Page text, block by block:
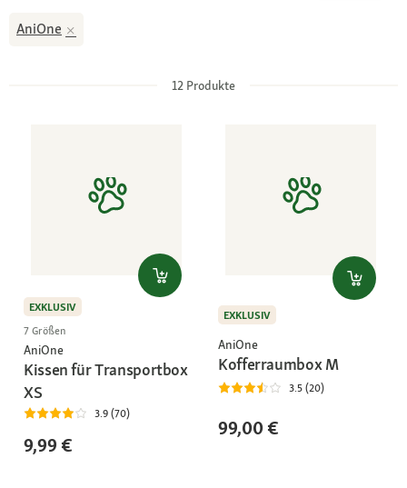
AniOne
12 Produkte
EXKLUSIV
7 Größen
AniOne
Kissen für Transportbox
XS
3.9 (70)
9,99 €
EXKLUSIV
AniOne
Kofferraumbox M
3.5 (20)
99,00 €